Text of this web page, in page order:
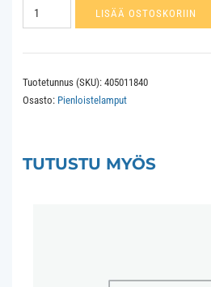
Pienloistelamppu
CFL
18W
4Pin
4000K
LISÄÄ OSTOSKORIIN
Tuotetunnus (SKU): 405011840
Osasto: Pienloistelamput
TUTUSTU MYÖS